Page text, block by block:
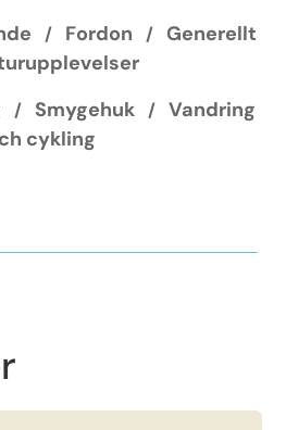
/ Fordon / Generellt
/ Smygehuk/ Vandring
cykling